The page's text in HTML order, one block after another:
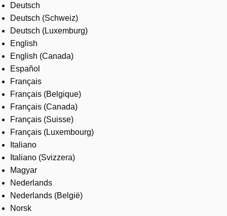
About us
Where to buy
Contact us
Careers
Deutsch
Deutsch (Schweiz)
Deutsch (Luxemburg)
English
English (Canada)
Español
Français
Français (Belgique)
Français (Canada)
Français (Suisse)
Français (Luxembourg)
Italiano
Italiano (Svizzera)
Magyar
Nederlands
Nederlands (België)
Norsk